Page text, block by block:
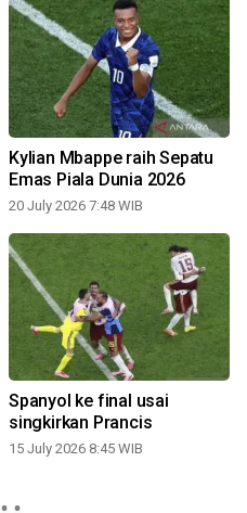
Kylian Mbappe raih Sepatu
Emas Piala Dunia 2026
20 July 2026 7:48 WIB
Spanyol ke final usai
singkirkan Prancis
15 July 2026 8:45 WIB